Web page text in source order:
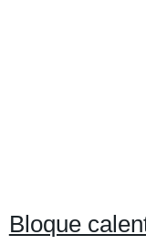
Bloque